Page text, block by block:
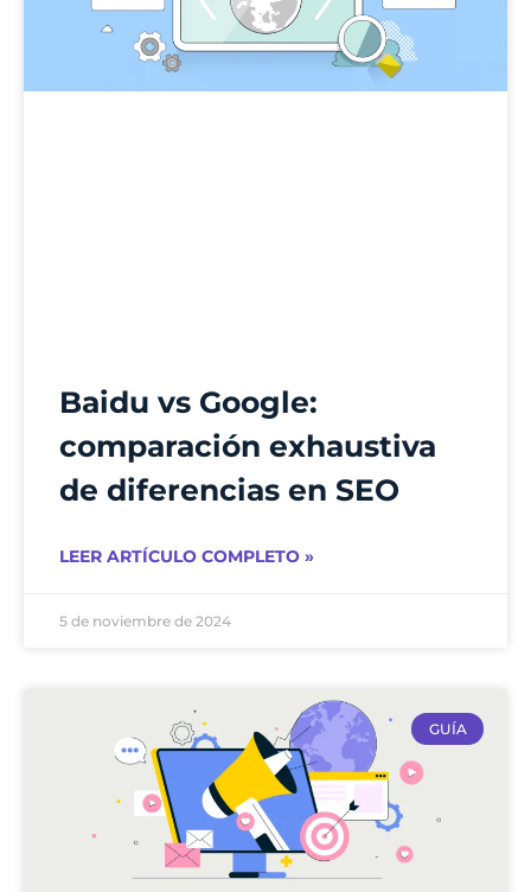
Baidu vs Google:
comparación exhaustiva
de diferencias en SEO
LEER ARTÍCULO COMPLETO »
5 de noviembre de 2024
GUÍA